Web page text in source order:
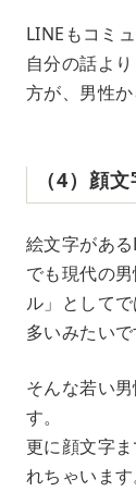
LINEもコミ
自分の話よ
方が、男性
（4）顔
絵文字がある
でも現代の
ル」として
多いみたいで
そんな若い
す。
更に顔文字
れちゃいます